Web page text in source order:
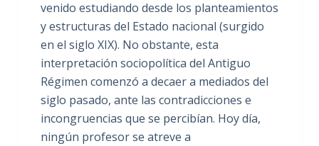
venido estudiando desde los planteamientos
y estructuras del Estado nacional (surgido
en el siglo XIX). No obstante, esta
interpretación sociopolítica del Antiguo
Régimen comenzó a decaer a mediados del
siglo pasado, ante las contradicciones e
incongruencias que se percibían. Hoy día,
ningún profesor se atreve a